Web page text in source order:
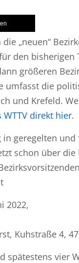
„neuen“
den
größeren
umfasst die
und Krefeld.
direkt hier.
in geregelten
schon über
2022,
Kuhstraße 4,
spätestens vier